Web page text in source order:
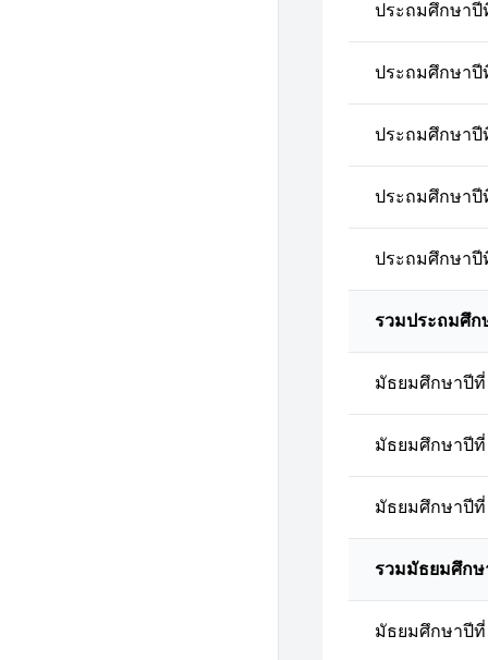
ประถมศึกษาปี
ประถมศึกษาปี
ประถมศึกษาปี
ประถมศึกษาปี
ประถมศึกษาปี
รวมประถมศึก
มัธยมศึกษาปีที่
มัธยมศึกษาปีที่
มัธยมศึกษาปีที่
รวมมัธยมศึก
มัธยมศึกษาปีที่